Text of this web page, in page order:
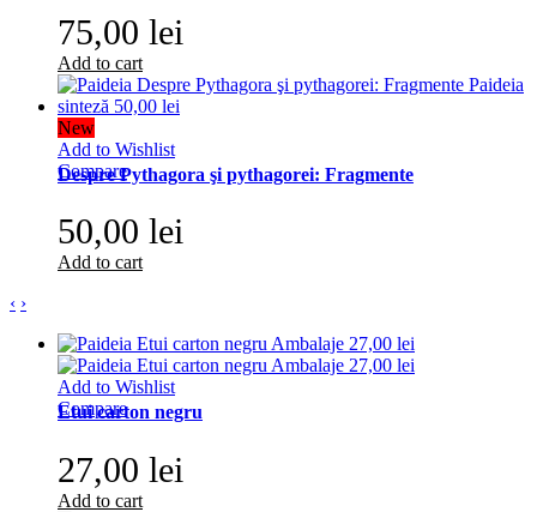
75,00 lei
Add to cart
New
Add to Wishlist
Compare
Despre Pythagora şi pythagorei: Fragmente
50,00 lei
Add to cart
‹ ›
Add to Wishlist
Compare
Etui carton negru
27,00 lei
Add to cart